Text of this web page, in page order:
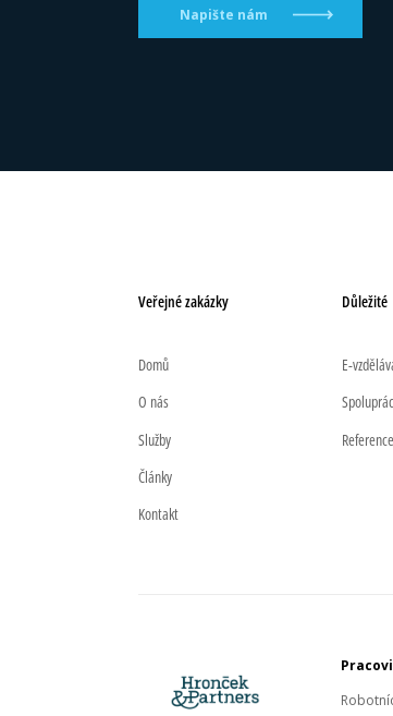
Napište nám
Veřejné zakázky
Domů
O nás
Služby
Články
Kontakt
Důležité
E-
Reference